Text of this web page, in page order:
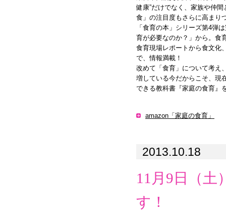
健康”だけでなく、家族や仲
食」の注目度もさらに高まり
「食育の本」シリーズ第4弾
育が必要なのか？」から。食
食育現場レポートから食文化
で、情報満載！
改めて「食育」について考え
増している今だからこそ、現
できる教科書『家庭の食育』
amazon「家庭の食育」
2013.10.18
11月9日（土
す！